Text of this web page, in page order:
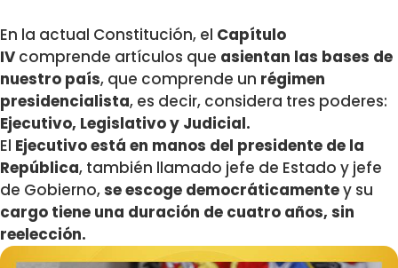
En la actual Constitución, el Capítulo
IV comprende artículos que asientan las bases de
nuestro país, que comprende un régimen
presidencialista, es decir, considera tres poderes:
Ejecutivo, Legislativo y Judicial.
El Ejecutivo está en manos del presidente de la
República, también llamado jefe de Estado y jefe
de Gobierno,se escoge democráticamentey su
cargo tiene una duración de cuatro años, sin
reelección.